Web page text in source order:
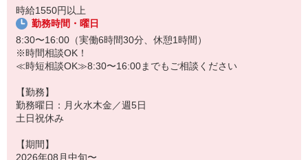
時給1550円以上
勤務時間・曜日
8:30〜16:00（実働6時間30分、休憩1時間）
※時間相談OK！
≪時短相談OK≫8:30〜16:00までもご相談ください
【勤務】
勤務曜日：月火水木金／週5日
土日祝休み
【期間】
2026年08月中旬〜